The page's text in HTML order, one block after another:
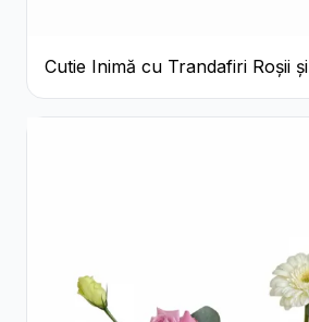
Cutie Inimă cu Trandafiri Roșii și
Raffaello